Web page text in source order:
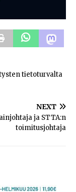
tietoturvalta
NEXT
ja STTA:n
toimitusjohtaja